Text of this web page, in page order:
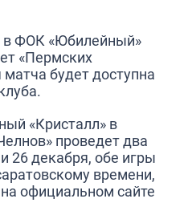
в ФОК «Юбилейный»
«Пермских
будет доступна
«Кристалл» в
проведет два
26 декабря, обе игры
времени,
официальном сайте